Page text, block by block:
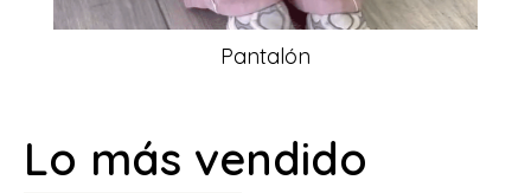
Pantalón
Lo más vendido